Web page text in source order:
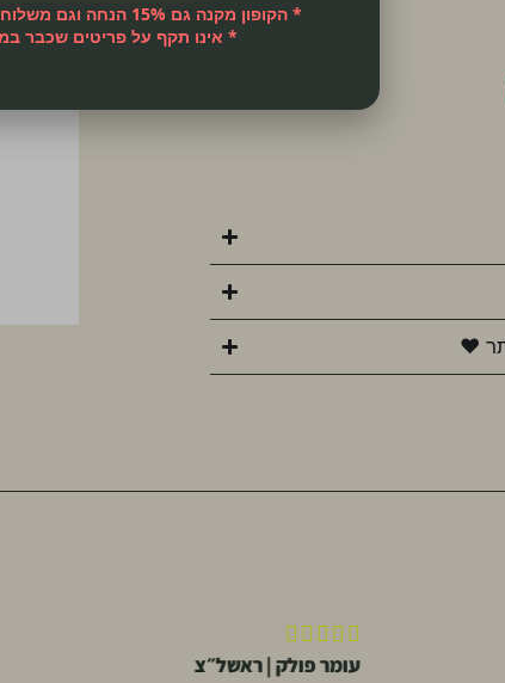
♥


עומר פולק | ראשל״צ
* הקופון מקנה גם 15% הנחה וגם משלוח חינם על כל האתר
* אינו תקף על פריטים שכבר